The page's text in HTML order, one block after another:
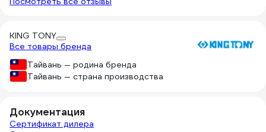
KING TONY
Все товары бренда
Тайвань — родина бренда
Тайвань — страна производства
Документация
Сертификат дилера